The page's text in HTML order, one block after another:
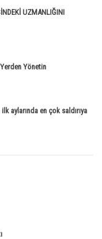
UZMANLIĞINI
Yönetin
aylarında en çok saldırıya